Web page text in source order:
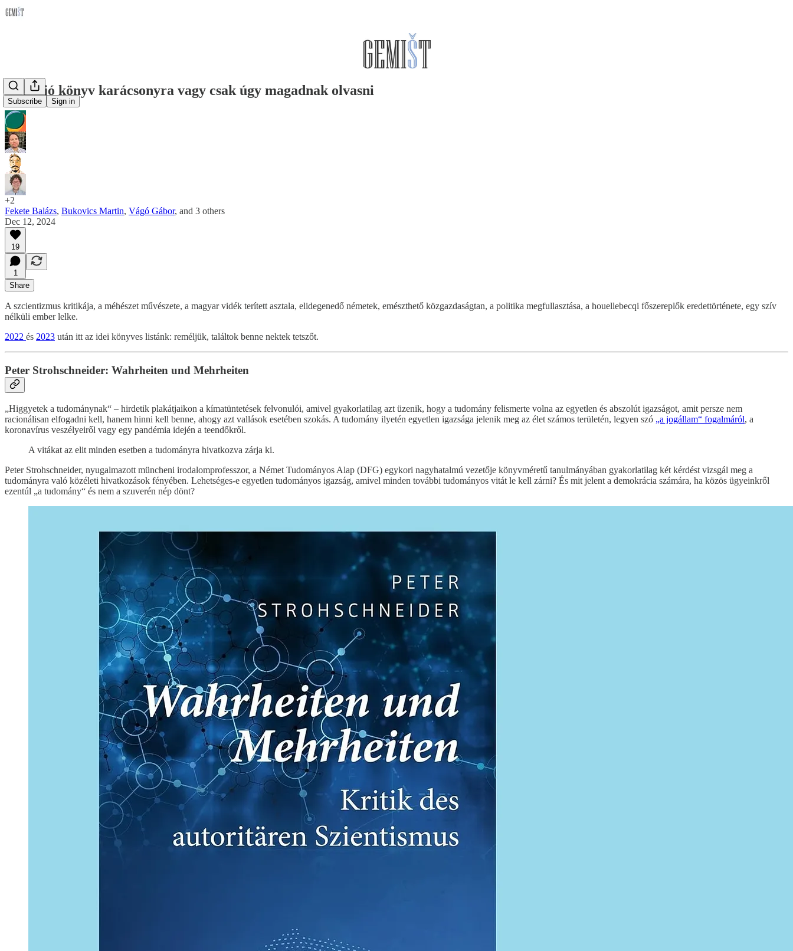
Subscribe Sign in
Nyolc jó könyv karácsonyra vagy csak úgy magadnak olvasni
+2
Fekete Balázs, Bukovics Martin, Vágó Gábor, and 3 others
Dec 12, 2024
19
1
Share
A szcientizmus kritikája, a méhészet művészete, a magyar vidék terített asztala, elidegenedő németek, emészthető közgazdaságtan, a politika megfullasztása, a houellebecqi főszereplők eredettörténete, egy szív
nélküli ember lelke.
2022 és 2023 után itt az idei könyves listánk: reméljük, találtok benne nektek tetszőt.
Peter Strohschneider: Wahrheiten und Mehrheiten
„Higgyetek a tudománynak“ – hirdetik plakátjaikon a kímatüntetések felvonulói, amivel gyakorlatilag azt üzenik, hogy a tudomány felismerte volna az egyetlen és abszolút igazságot, amit persze nem
racionálisan elfogadni kell, hanem hinni kell benne, ahogy azt vallások esetében szokás. A tudomány ilyetén egyetlen igazsága jelenik meg az élet számos területén, legyen szó „a jogállam“ fogalmáról, a
koronavírus veszélyeiről vagy egy pandémia idején a teendőkről.
A vitákat az elit minden esetben a tudományra hivatkozva zárja ki.
Peter Strohschneider, nyugalmazott müncheni irodalomprofesszor, a Német Tudományos Alap (DFG) egykori nagyhatalmú vezetője könyvméretű tanulmányában gyakorlatilag két kérdést vizsgál meg a
tudományra való közéleti hivatkozások fényében. Lehetséges-e egyetlen tudományos igazság, amivel minden további tudományos vitát le kell zárni? És mit jelent a demokrácia számára, ha közös ügyeinkről
ezentúl „a tudomány“ és nem a szuverén nép dönt?